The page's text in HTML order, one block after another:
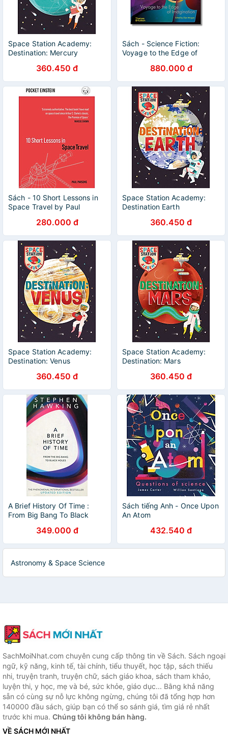
Space Station Academy:
Destination: Mercury
360.450 đ
Sách - Science Fiction:
Voyage to the Edge of
| English Science Book
880.000 đ
Sách - 10 Short Lessons in
Space Travel by Paul
/ Science280.000 đ
Space Station Academy:
Destination Earth
360.450 đ
Space Station Academy:
Destination: Venus
360.450 đ
Space Station Academy:
Destination: Mars
360.450 đ
A Brief History Of Time :
From Big Bang To Black
349.000 đ
Sách tiếng Anh - Once Upon
An Atom
432.540 đ
Astronomy & Space Science
SachMoiNhat.com chuyên cung cấp thông tin về Sách. Sách ngoại
ngữ, kỹ năng, kinh tế, tài chính, tiểu thuyết, học tập, sách thiếu
nhi, truyện tranh, truyện chữ, sách giáo khoa, sách tham khảo,
luyện thi, y học, mẹ và bé, sức khỏe, giáo dục... Bằng khả năng
sẵn có cùng sự nỗ lực không ngừng, chúng tôi đã tổng hợp hơn
140000 đầu sách, giúp bạn có thể so sánh giá, tìm giá rẻ nhất
trước khi mua. Chúng tôi không bán hàng.
VỀ SÁCH MỚI NHẤT